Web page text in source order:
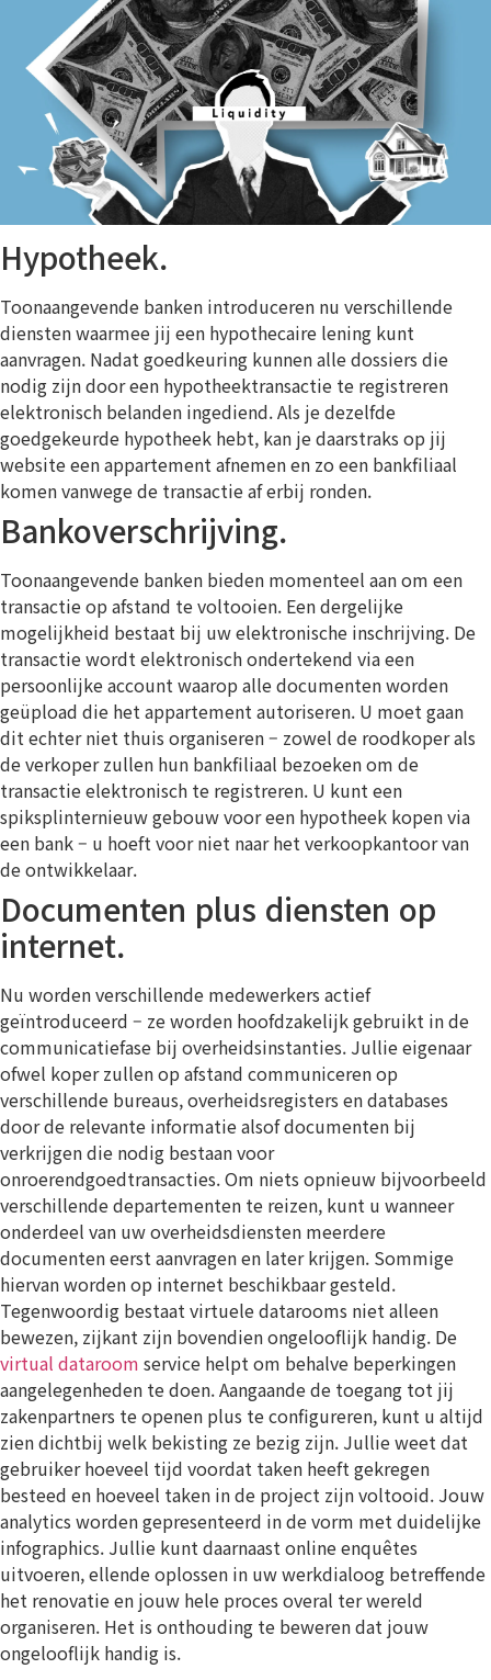
Hypotheek.
Toonaangevende banken introduceren nu verschillende
diensten waarmee jij een hypothecaire lening kunt
aanvragen. Nadat goedkeuring kunnen alle dossiers die
nodig zijn door een hypotheektransactie te registreren
elektronisch belanden ingediend. Als je dezelfde
goedgekeurde hypotheek hebt, kan je daarstraks op jij
website een appartement afnemen en zo een bankfiliaal
komen vanwege de transactie af erbij ronden.
Bankoverschrijving.
Toonaangevende banken bieden momenteel aan om een
transactie op afstand te voltooien. Een dergelijke
mogelijkheid bestaat bij uw elektronische inschrijving. De
transactie wordt elektronisch ondertekend via een
persoonlijke account waarop alle documenten worden
geüpload die het appartement autoriseren. U moet gaan
dit echter niet thuis organiseren – zowel de roodkoper als
de verkoper zullen hun bankfiliaal bezoeken om de
transactie elektronisch te registreren. U kunt een
spiksplinternieuw gebouw voor een hypotheek kopen via
een bank – u hoeft voor niet naar het verkoopkantoor van
de ontwikkelaar.
Documenten plus diensten op
internet.
Nu worden verschillende medewerkers actief
geïntroduceerd – ze worden hoofdzakelijk gebruikt in de
communicatiefase bij overheidsinstanties. Jullie eigenaar
ofwel koper zullen op afstand communiceren op
verschillende bureaus, overheidsregisters en databases
door de relevante informatie alsof documenten bij
verkrijgen die nodig bestaan voor
onroerendgoedtransacties. Om niets opnieuw bijvoorbeeld
verschillende departementen te reizen, kunt u wanneer
onderdeel van uw overheidsdiensten meerdere
documenten eerst aanvragen en later krijgen. Sommige
hiervan worden op internet beschikbaar gesteld.
Tegenwoordig bestaat virtuele datarooms niet alleen
bewezen, zijkant zijn bovendien ongelooflijk handig. De
virtual dataroom service helpt om behalve beperkingen
aangelegenheden te doen. Aangaande de toegang tot jij
zakenpartners te openen plus te configureren, kunt u altijd
zien dichtbij welk bekisting ze bezig zijn. Jullie weet dat
gebruiker hoeveel tijd voordat taken heeft gekregen
besteed en hoeveel taken in de project zijn voltooid. Jouw
analytics worden gepresenteerd in de vorm met duidelijke
infographics. Jullie kunt daarnaast online enquêtes
uitvoeren, ellende oplossen in uw werkdialoog betreffende
het renovatie en jouw hele proces overal ter wereld
organiseren. Het is onthouding te beweren dat jouw
ongelooflijk handig is.